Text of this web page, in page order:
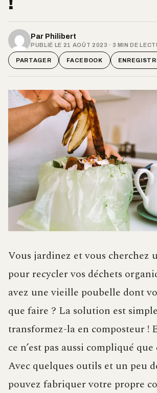
Par Philibert
PUBLIÉ LE 21 AOÛT 2023 · 3 MIN DE
PARTAGER FACEBOOK
Vous jardinez et vous cherchez
pour recycler vos déchets
avez une vieille poubelle dont
que faire ? La solution est
transformez-la en composteur !
ce n’est pas aussi compliqué que
Avec quelques outils et un peu
pouvez fabriquer votre propre